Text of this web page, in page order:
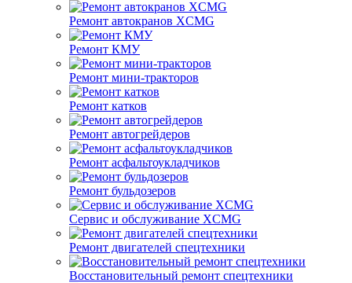
Ремонт автокранов XCMG
Ремонт КМУ
Ремонт мини-тракторов
Ремонт катков
Ремонт автогрейдеров
Ремонт асфальтоукладчиков
Ремонт бульдозеров
Сервис и обслуживание XCMG
Ремонт двигателей спецтехники
Восстановительный ремонт спецтехники